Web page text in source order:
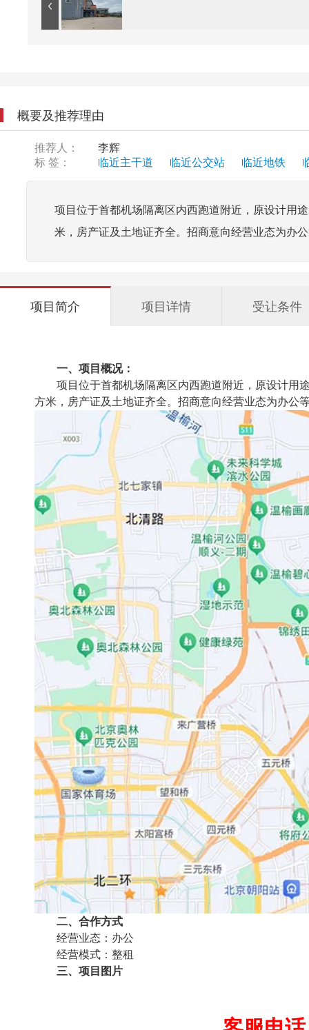
概要及推荐理由
推荐人：
李辉
标 签：
临近主干道 临近公交站 临近地铁
项目位于首都机场隔离区内西跑道附近，原设计用
米，房产证及土地证齐全。招商意向经营业态为办
项目简介 项目详情 受让条件
一、项目概况：
项目位于首都机场隔离区内西跑道附近，原设计用
方米，房产证及土地证齐全。招商意向经营业态为办公
二、合作方式
经营业态：办公
经营模式：整租
三、项目图片